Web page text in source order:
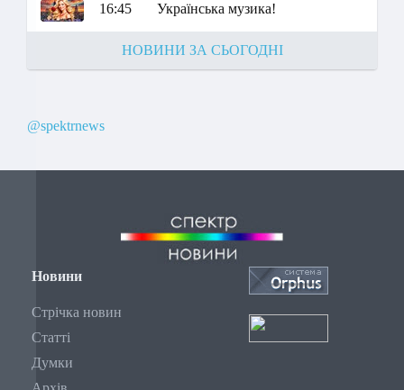
16:45 Українська музика!
НОВИНИ ЗА СЬОГОДНІ
@spektrnews
Новини
Стрічка новин
Статті
Думки